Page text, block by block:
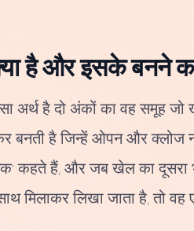
है और इसके बनने
सा अर्थ है दो अंकों का वह समूह
बनती है जिन्हें ओपन और क्लोज
कहते हैं, और जब खेल का दूसरा
मिलाकर लिखा जाता है, तो वह